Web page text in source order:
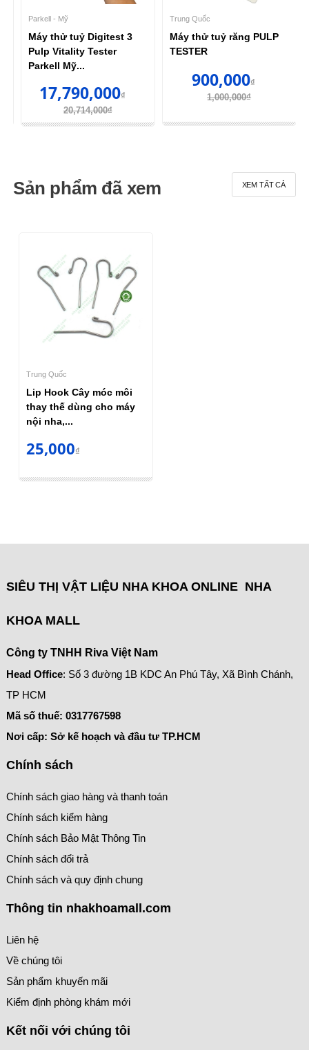
Parkell - Mỹ
Máy thử tuỷ Digitest 3
Pulp Vitality Tester
Parkell Mỹ...
17,790,000₫
20,714,000₫
Trung Quốc
Máy thử tuỷ răng PULP
TESTER
900,000₫
1,000,000₫
Sản phẩm đã xem XEM TẤT CẢ
Trung Quốc
Lip Hook Cây móc môi
thay thế dùng cho máy
nội nha,...
25,000₫
SIÊU THỊ VẬT LIỆU NHA KHOA ONLINE NHA
KHOA MALL
Công ty TNHH Riva Việt Nam
Head Office: Số 3 đường 1B KDC An Phú Tây, Xã Bình Chánh,
TP HCM
Mã số thuế: 0317767598
Nơi cấp: Sở kế hoạch và đầu tư TP.HCM
Chính sách
Chính sách giao hàng và thanh toán
Chính sách kiểm hàng
Chính sách Bảo Mật Thông Tin
Chính sách đổi trả
Chính sách và quy định chung
Thông tin nhakhoamall.com
Liên hệ
Về chúng tôi
Sản phẩm khuyến mãi
Kiểm định phòng khám mới
Kết nối với chúng tôi